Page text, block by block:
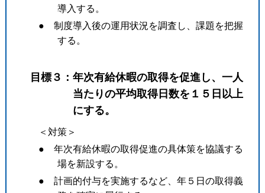
導入する。
● 制度導入後の運用状況を調査し、課題を把握
する。
目標３：年次有給休暇の取得を促進し、一人
当たりの平均取得日数を１５日以上
にする。
＜対策＞
● 年次有給休暇の取得促進の具体策を協議する
場を新設する。
● 計画的付与を実施するなど、年５日の取得義